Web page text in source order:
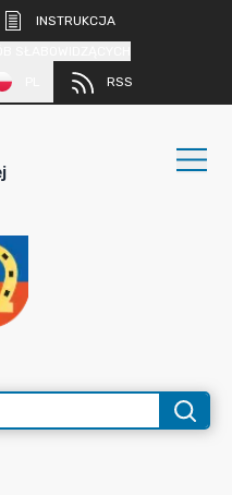
INSTRUKCJA
RSS